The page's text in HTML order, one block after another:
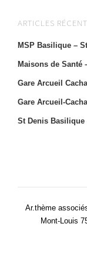
ARTICLES
MSP Basilique –
Maisons de Santé
Gare Arcueil
Gare Arcueil-
St Denis Basilique
Ar.thème
Mont-Louis